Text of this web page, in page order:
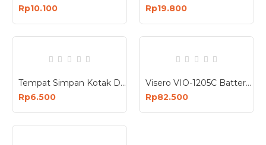
Rp10.100
Rp19.800
Tempat Simpan Kotak Dompet Handsfree Charger Case Travel Organizer
Rp6.500
Visero VIO-1205C Battery Charger 5A 12V 5 Ampere Accu Aki 12 Volt
Rp82.500